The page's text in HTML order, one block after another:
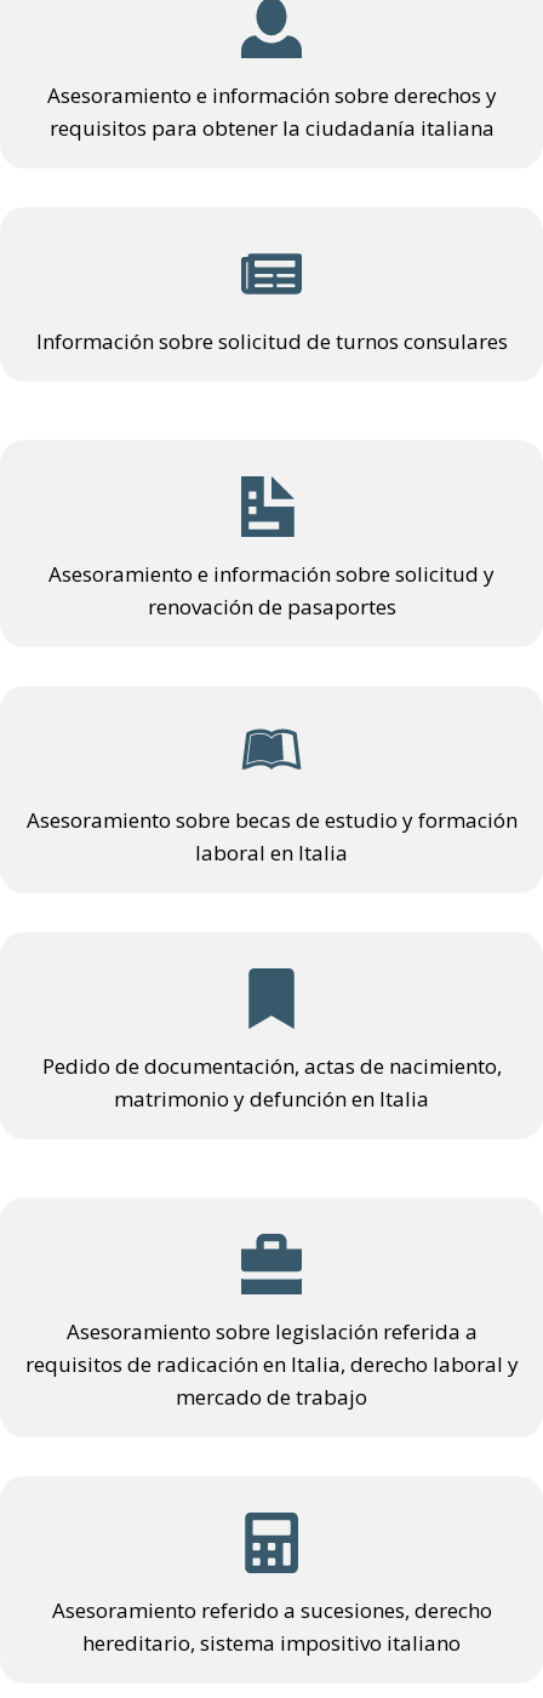
Asesoramiento e información sobre derechos y
requisitos para obtener la ciudadanía italiana
Información sobre solicitud de turnos consulares
Asesoramiento e información sobre solicitud y
renovación de pasaportes
Asesoramiento sobre becas de estudio y formación
laboral en Italia
Pedido de documentación, actas de nacimiento,
matrimonio y defunción en Italia
Asesoramiento sobre legislación referida a
requisitos de radicación en Italia, derecho laboral y
mercado de trabajo
Asesoramiento referido a sucesiones, derecho
hereditario, sistema impositivo italiano